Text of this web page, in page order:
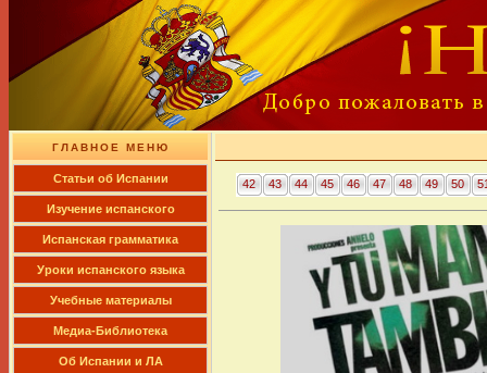
ГЛАВНОЕ МЕНЮ
Cтатьи об Испании
Изучение испанского
Испанская грамматика
Уроки испанского языка
Учебные материалы
Медиа-Библиотека
Об Испании и ЛА
42 43 44 45 46 47 48 49 50